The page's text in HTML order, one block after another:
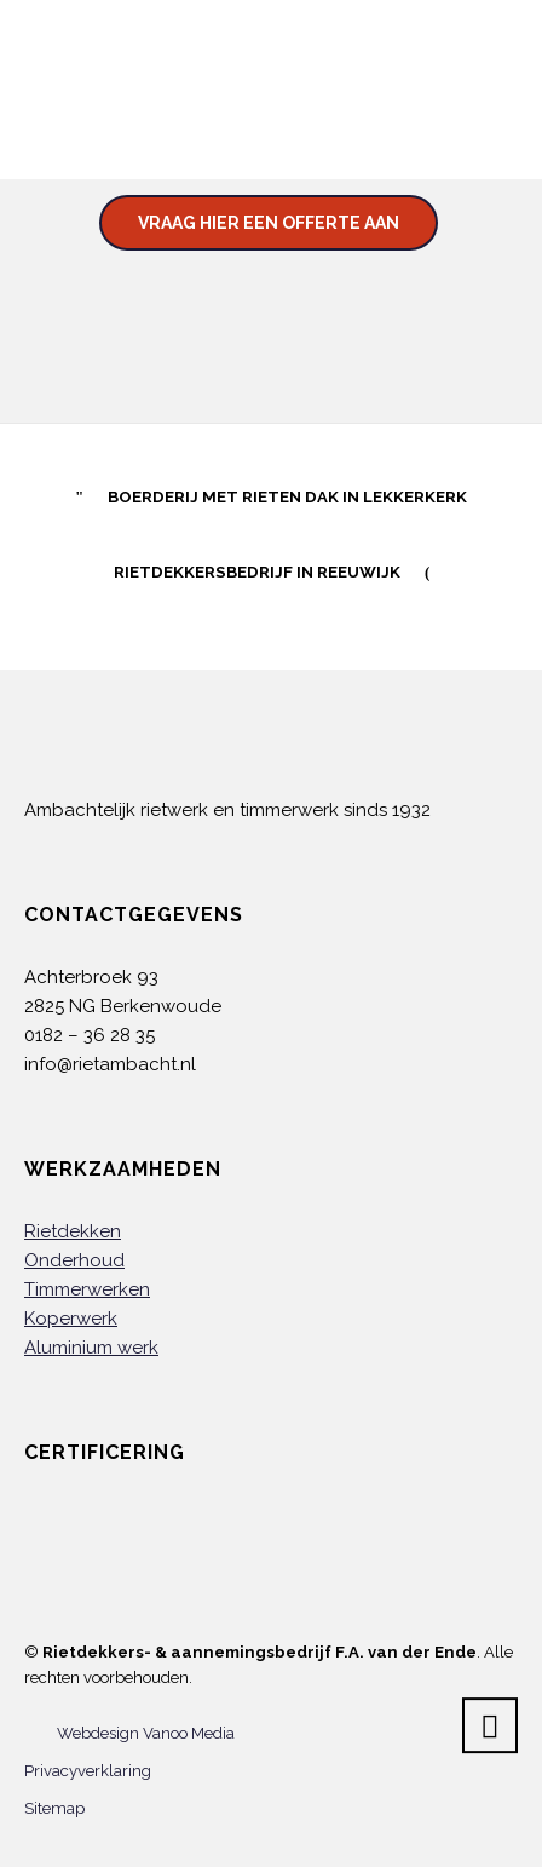
VRAAG HIER EEN OFFERTE AAN
BOERDERIJ MET RIETEN DAK IN LEKKERKERK
RIETDEKKERSBEDRIJF IN REEUWIJK
Ambachtelijk rietwerk en timmerwerk sinds 1932
CONTACTGEGEVENS
Achterbroek 93
2825 NG Berkenwoude
0182 – 36 28 35
info@rietambacht.nl
WERKZAAMHEDEN
Rietdekken
Onderhoud
Timmerwerken
Koperwerk
Aluminium werk
CERTIFICERING
© Rietdekkers- & aannemingsbedrijf F.A. van der Ende . Alle
rechten voorbehouden.
Webdesign Vanoo Media
Privacyverklaring
Sitemap